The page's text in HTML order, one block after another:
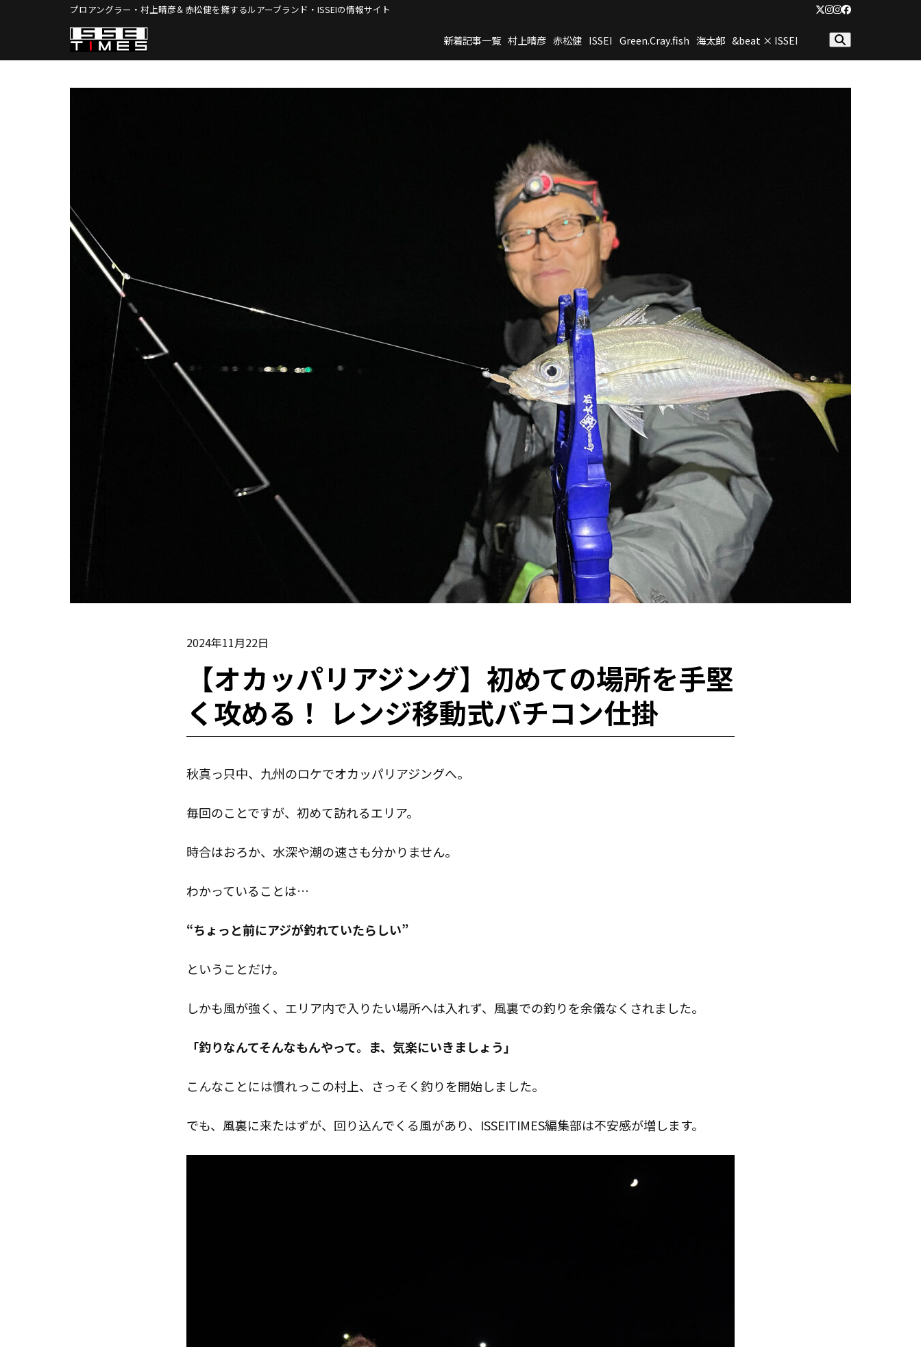
プロアングラー・村上晴彦＆赤松健を擁するルアーブランド・ISSEIの情報サイト Twitter
Instagram
Instagram(2nd)
Facebook
新着記事一覧 村上晴彦 赤松健 ISSEI Green.Cray.fish 海太郎 &beat × ISSEI
2024年11月22日
【オカッパリアジング】初めての場所を手堅
く攻める！ レンジ移動式バチコン仕掛
秋真っ只中、九州のロケでオカッパリアジングへ。
毎回のことですが、初めて訪れるエリア。
時合はおろか、水深や潮の速さも分かりません。
わかっていることは…
“ちょっと前にアジが釣れていたらしい”
ということだけ。
しかも風が強く、エリア内で入りたい場所へは入れず、風裏での釣りを余儀なくされました。
「釣りなんてそんなもんやって。ま、気楽にいきましょう」
こんなことには慣れっこの村上、さっそく釣りを開始しました。
でも、風裏に来たはずが、回り込んでくる風があり、ISSEITIMES編集部は不安感が増します。